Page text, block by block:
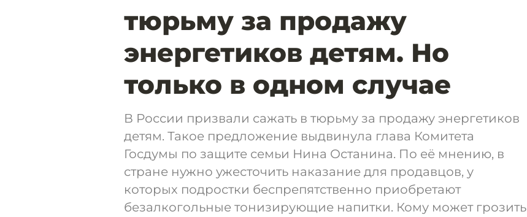
тюрьму за продажу
энергетиков детям. Но
только в одном случае
В России призвали сажать в тюрьму за продажу энергетиков
детям. Такое предложение выдвинула глава Комитета
Госдумы по защите семьи Нина Останина. По её мнению, в
стране нужно ужесточить наказание для продавцов, у
которых подростки беспрепятственно приобретают
безалкогольные тонизирующие напитки. Кому может грозить